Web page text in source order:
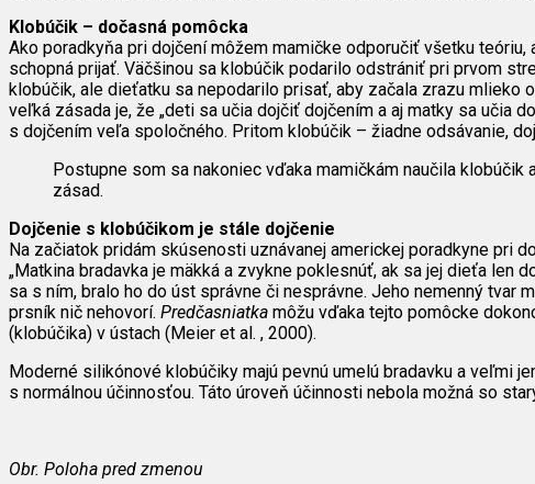
Klobúčik – dočasná pomôcka
Ako poradkyňa pri dojčení môžem mamičke odporučiť všetku
schopná prijať. Väčšinou sa klobúčik podarilo odstrániť pri prvom
klobúčik, ale dieťatku sa nepodarilo prisať, aby začala zrazu
veľká zásada je, že „deti sa učia dojčiť dojčením a aj matky sa učia
s dojčením veľa spoločného. Pritom klobúčik – žiadne odsávanie,
Postupne som sa nakoniec vďaka mamičkám naučila
zásad.
Dojčenie s klobúčikom je stále dojčenie
Na začiatok pridám skúsenosti uznávanej americkej poradkyne pri
„Matkina bradavka je mäkká a zvykne poklesnúť, ak sa jej dieťa len
sa s ním, bralo ho do úst správne či nesprávne. Jeho nemenný
prsník nič nehovorí. Predčasniatka môžu vďaka tejto pomôcke
(klobúčika) v ústach (Meier et al. , 2000).
Moderné silikónové klobúčiky majú pevnú umelú bradavku a veľmi
s normálnou účinnosťou. Táto úroveň účinnosti nebola možná so
Obr. Poloha pred zmenou